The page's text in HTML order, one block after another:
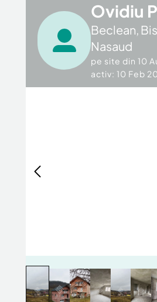
Ovidiu
Beclean,
Nasaud
pe site din 10
activ: 10 Feb